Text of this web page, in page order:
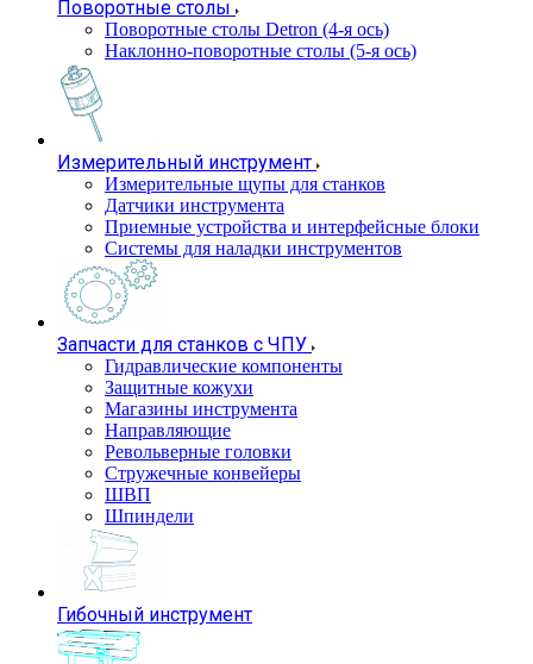
Поворотные столы
Поворотные столы Detron (4-я ось)
Наклонно-поворотные столы (5-я ось)
Измерительный инструмент
Измерительные щупы для станков
Датчики инструмента
Приемные устройства и интерфейсные блоки
Системы для наладки инструментов
Запчасти для станков с ЧПУ
Гидравлические компоненты
Защитные кожухи
Магазины инструмента
Направляющие
Револьверные головки
Стружечные конвейеры
ШВП
Шпиндели
Гибочный инструмент